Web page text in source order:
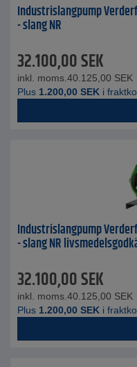
Industrislangpump
- slang NR
32.100,00SEK
inkl. moms. 40.125,00 SEK
Plus 1.200,00 SEK i
Industrislangpump
- slang NR
32.100,00SEK
inkl. moms. 40.125,00 SEK
Plus 1.200,00 SEK i